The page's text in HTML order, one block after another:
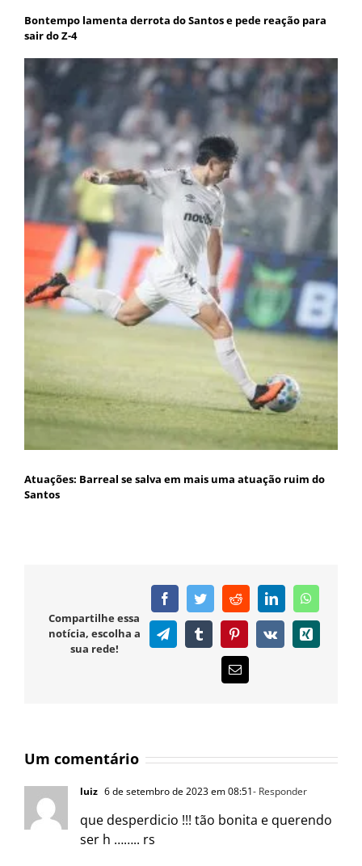
Bontempo lamenta derrota do Santos e pede reação para
sair do Z-4
Atuações: Barreal se salva em mais uma atuação ruim do
Santos
Compartilhe essa
notícia, escolha a
sua rede!
FacebookTwitterRedditLinkedIn
TelegramTumblr PinterestVk Xing
E-
mail
Um comentário
luiz 6 de setembro de 2023 em 08:51- Responder
que desperdicio !!! tão bonita e querendo
ser h …….. rs